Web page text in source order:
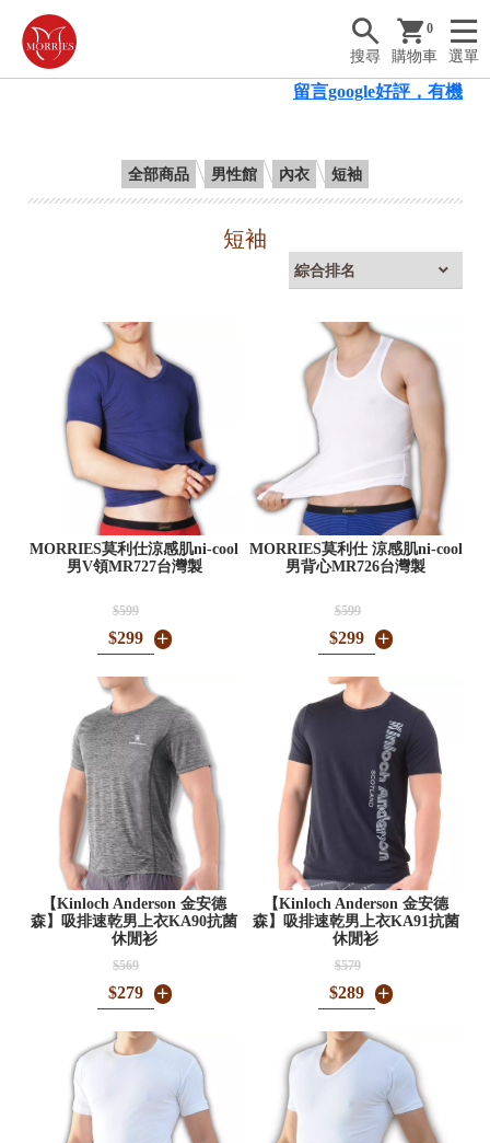
0
購物車
搜尋 選單
留言google好評，有機會
全部商品 男性館 內衣 短袖
短袖
MORRIES莫利仕涼感肌ni-cool
男V領MR727台灣製
$599
$299
MORRIES莫利仕 涼感肌ni-cool
男背心MR726台灣製
$599
$299
【Kinloch Anderson 金安德
森】吸排速乾男上衣KA90抗菌
休閒衫
$569
$279
【Kinloch Anderson 金安德
森】吸排速乾男上衣KA91抗菌
休閒衫
$579
$289